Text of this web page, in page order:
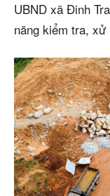
UBND xã Đinh
năng kiểm tra, xử